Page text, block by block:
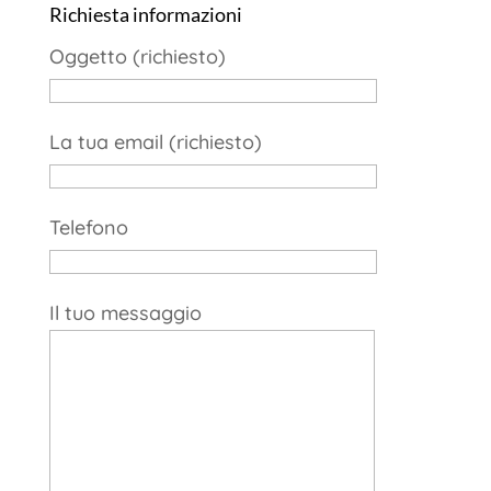
Richiesta informazioni
Oggetto (richiesto)
La tua email (richiesto)
Telefono
Il tuo messaggio